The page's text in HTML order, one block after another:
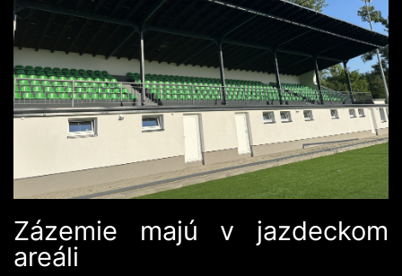
Zázemie majú v jazdeckom
areáli